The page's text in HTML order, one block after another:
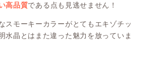
高品質である点も見逃せません！
スモーキーカラーがとてもエキゾチッ
水晶とはまた違った魅力を放っていま